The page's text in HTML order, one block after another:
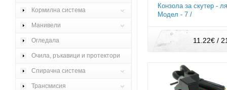
Конзола за скутер -
Модел - 7 /
11.22€ /
Кормилна система
Манивели
Огледала
Очила, ръкавици и протектори
Спирачна система
Трансмисия